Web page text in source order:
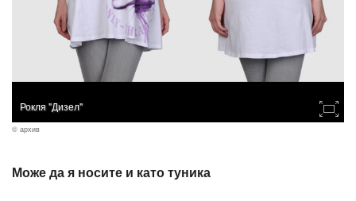
Рокля "Дизел"
© архив
Може да я носите и като туника